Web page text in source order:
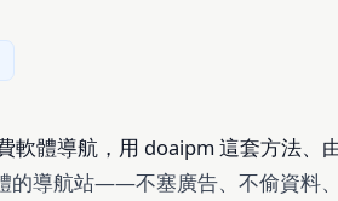
軟體導航，用 doaipm 這套方法、
的導航站——不塞廣告、不偷資料